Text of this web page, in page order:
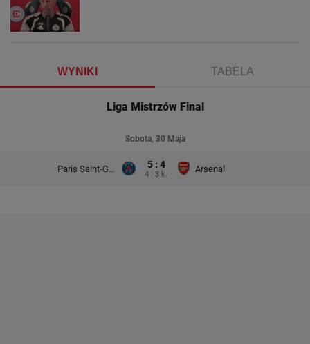
WYNIKI TABELA
Liga Mistrzów Final
Sobota, 30 Maja
Paris Saint-Germain 5 : 4
4 : 3 k.
Arsenal